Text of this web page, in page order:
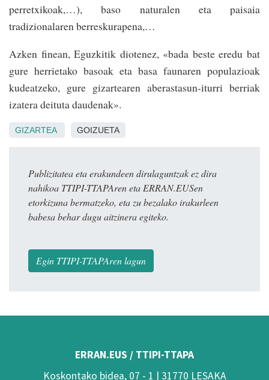
perretxikoak,…), baso naturalen eta paisaia
tradizionalaren berreskurapena,…
Azken finean, Eguzkitik diotenez, «bada beste eredu bat
gure herrietako basoak eta basa faunaren populazioak
kudeatzeko, gure gizartearen aberastasun-iturri berriak
izatera deituta daudenak».
GIZARTEA GOIZUETA
Publizitatea eta erakundeen dirulaguntzak ez dira
nahikoa TTIPI-TTAPAren eta ERRAN.EUSen
etorkizuna bermatzeko, eta zu bezalako irakurleen
babesa behar dugu aitzinera egiteko.
Egin TTIPI-TTAPAren lagun
ERRAN.EUS / TTIPI-TTAPA
Koskontako bidea, 07 - 1 | 31770 LESAKA